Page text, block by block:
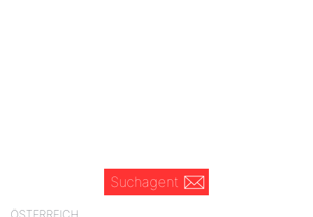
Suchagent
ÖSTERREICH